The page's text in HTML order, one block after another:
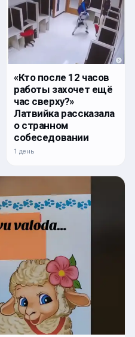
«Кто после 12 часов
работы захочет ещё
час сверху?»
Латвийка рассказала
о странном
собеседовании
1 день